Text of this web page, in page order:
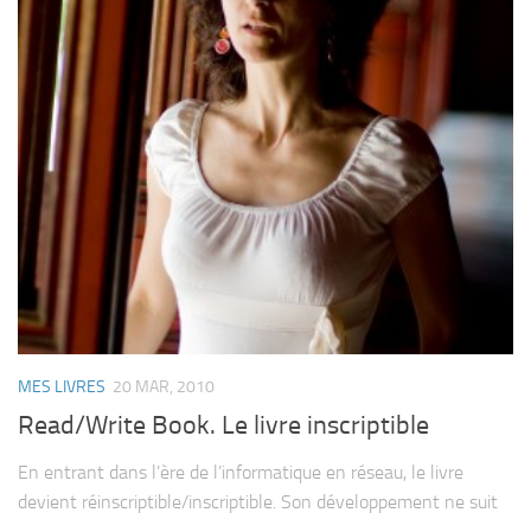
MES LIVRES 20 MAR, 2010
Read/Write Book. Le livre inscriptible
En entrant dans l’ère de l’informatique en réseau, le livre
devient réinscriptible/​inscriptible. Son déve­lop­pe­ment ne suit